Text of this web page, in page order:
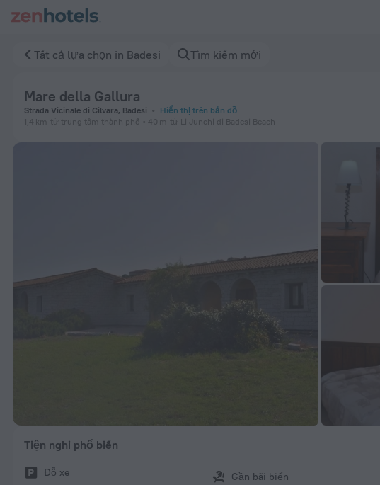
Tất cả lựa chọn in Badesi Tìm kiếm mới
Mare della Gallura
Strada Vicinale di Cilvara, Badesi
Hiển thị trên bản đồ
1,4 km từ trung tâm thành phố 40 m từ Li Junchi di Badesi Beach
Tiện nghi phổ biến
Đỗ xe
Gần bãi biển
Mare della Gallura in Badesi – Đặt ngay trên ZenHotels.com